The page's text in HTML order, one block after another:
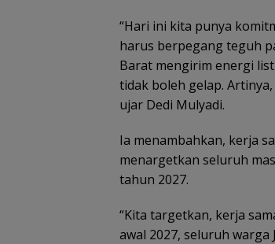
“Hari ini kita punya
harus berpegang teguh
Barat mengirim energi
tidak boleh gelap.
ujar Dedi Mulyadi.
Ia menambahkan, kerja
menargetkan seluruh
tahun 2027.
“Kita targetkan, kerja
awal 2027, seluruh warga